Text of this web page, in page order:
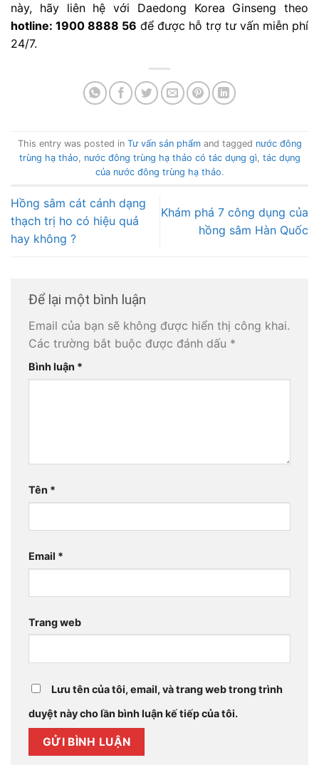
này, hãy liên hệ với Daedong Korea Ginseng theo
hotline: 1900 8888 56 để được hỗ trợ tư vấn miễn phí
24/7.
This entry was posted in Tư vấn sản phẩmand tagged nước đông
trùng hạ thảo
nước đông trùng hạ thảo có tác dụng gì tác dụng
của nước đông trùng hạ thảo.
Hồng sâm cát cánh dạng
thạch trị ho có hiệu quả
hay không ?
Khám phá 7 công dụng của
hồng sâm Hàn Quốc
Để lại một bình luận
Email của bạn sẽ không được hiển thị công khai.
Các trường bắt buộc được đánh dấu *
Bình luận *
Tên *
Email *
Trang web
Lưu tên của tôi, email, và trang web trong trình
duyệt này cho lần bình luận kế tiếp của tôi.